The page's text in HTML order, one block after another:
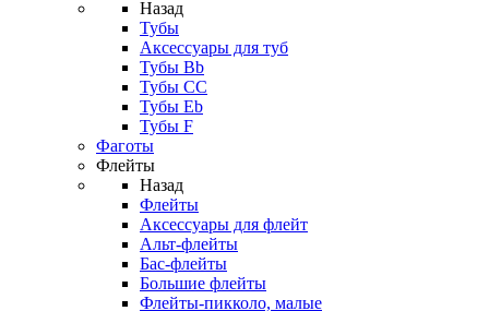
Назад
Тубы
Аксессуары для туб
Тубы Bb
Тубы CC
Тубы Eb
Тубы F
Фаготы
Флейты
Назад
Флейты
Аксессуары для флейт
Альт-флейты
Бас-флейты
Большие флейты
Флейты-пикколо, малые